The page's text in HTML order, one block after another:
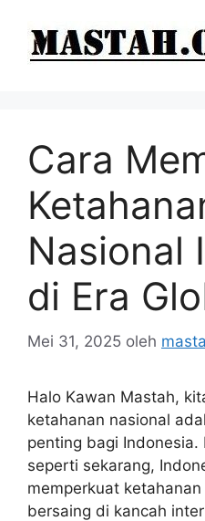
Cara
Nasional
di Era
Mei 31, 2025 oleh
Halo Kawan Mastah,
ketahanan nasional
penting bagi Indonesia.
seperti sekarang,
memperkuat
bersaing di kancah